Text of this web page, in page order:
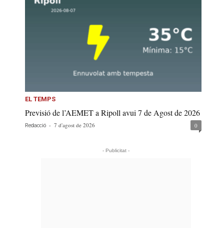
EL TEMPS
Previsió de l’AEMET a Ripoll avui 7 de Agost de 2026
Redacció - 7 d'agost de 2026 0
- Publicitat -